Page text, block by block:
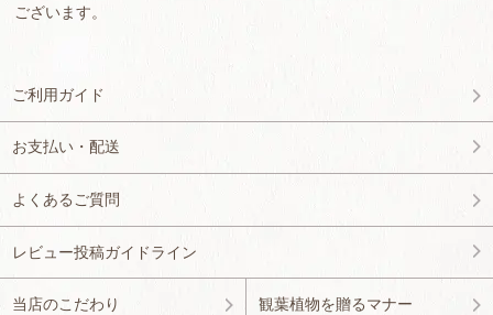
ございます。
ご利用ガイド
お支払い・配送
よくあるご質問
レビュー投稿ガイドライン
当店のこだわり 観葉植物を贈るマナー